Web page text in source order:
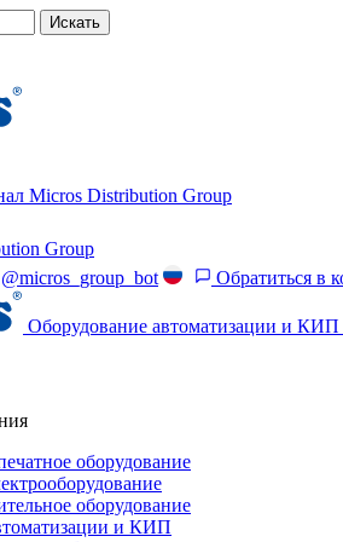
Искать
Micros Distribution Group
Group
@micros_group_bot Обратиться в
Оборудование автоматизации и КИП
оборудование
оборудование
и КИП